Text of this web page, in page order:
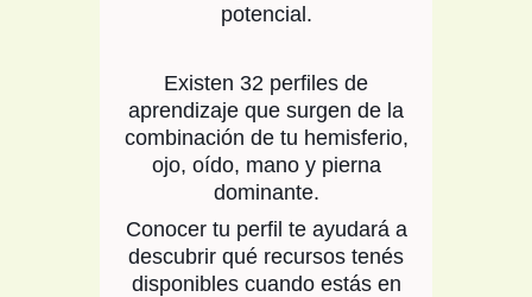
potencial.
Existen 32 perfiles de
aprendizaje que surgen de la
combinación de tu hemisferio,
ojo, oído, mano y pierna
dominante.
Conocer tu perfil te ayudará a
descubrir qué recursos tenés
disponibles cuando estás en